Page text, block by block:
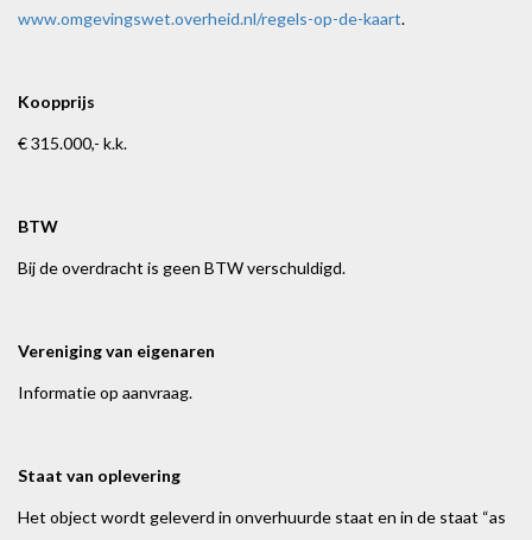
www.omgevingswet.overheid.nl/regels-op-de-kaart.
Koopprijs
€ 315.000,- k.k.
BTW
Bij de overdracht is geen BTW verschuldigd.
Vereniging van eigenaren
Informatie op aanvraag.
Staat van oplevering
Het object wordt geleverd in onverhuurde staat en in de staat “as